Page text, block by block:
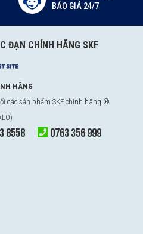
BÁO GIÁ 24/7
ĐẠN CHÍNH HÃNG SKF
HÃNG
các sản phẩm SKF chính hãng ®
8558 0763 356 999